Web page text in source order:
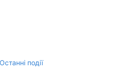
Останні події